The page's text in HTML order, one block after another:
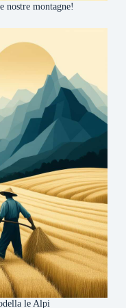
nostre montagne!
le Alpi